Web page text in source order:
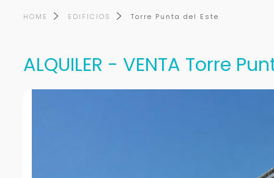
HOME EDIFICIOS Torre Punta del Este
ALQUILER - VENTA Torre